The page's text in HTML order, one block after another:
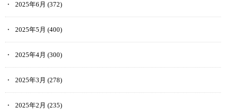
2025年6月 (372)
2025年5月 (400)
2025年4月 (300)
2025年3月 (278)
2025年2月 (235)